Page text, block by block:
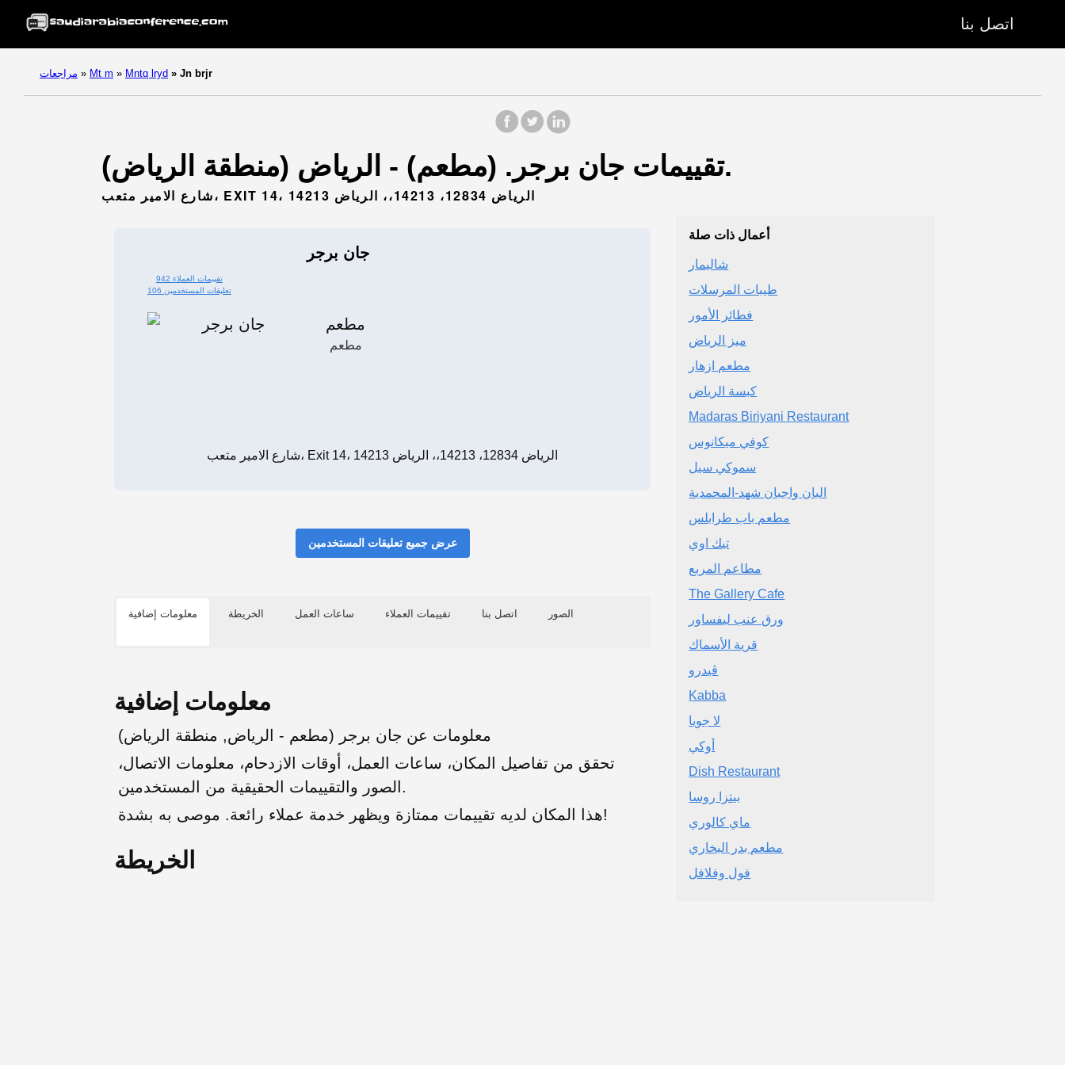
اتصل بنا
مراجعات » Mt m » Mntq lryd » Jn brjr
تقييمات جان برجر. (مطعم) - الرياض (منطقة الرياض).
شارع الامير متعب، EXIT 14، الرياض 12834، 14213،، الرياض 14213
جان برجر
942 تقييمات العملاء
106 تعليقات المستخدمين
مطعم
مطعم
شارع الامير متعب، Exit 14، الرياض 12834، 14213،، الرياض 14213
عرض جميع تعليقات المستخدمين
معلومات إضافية الخريطة ساعات العمل تقييمات العملاء اتصل بنا الصور
معلومات إضافية
معلومات عن جان برجر (مطعم - الرياض, منطقة الرياض)
تحقق من تفاصيل المكان، ساعات العمل، أوقات الازدحام، معلومات الاتصال،
الصور والتقييمات الحقيقية من المستخدمين.
هذا المكان لديه تقييمات ممتازة ويظهر خدمة عملاء رائعة. موصى به بشدة!
الخريطة
أعمال ذات صلة
شاليمار
طيبات المرسلات
فطائر الأمور
ميز الرياض
مطعم ازهار
كبسة الرياض
Madaras Biriyani Restaurant
كوفي ميكانوس
سموكي سيل
البان واجبان شهد-المحمدية
مطعم باب طرابلس
تيك اوي
مطاعم المربع
The Gallery Cafe
ورق عنب ليفساور
قرية الأسماك
ڤيدرو
Kabba
لا جويا
أوكي
Dish Restaurant
بيتزا روسا
ماي كالوري
مطعم بدر البخاري
فول وفلافل